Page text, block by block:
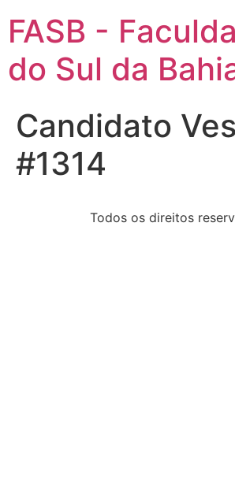
FASB -
do Sul da
Candidato
#1314
Todos os direitos